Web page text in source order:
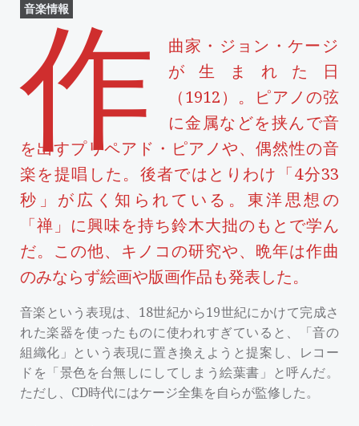
音楽情報
作
曲家・ジョン・ケージ
が生まれた日
（1912）。ピアノの弦
に金属などを挟んで音
を出すプリペアド・ピアノや、偶然性の音
楽を提唱した。後者ではとりわけ「4分33
秒」が広く知られている。東洋思想の
「禅」に興味を持ち鈴木大拙のもとで学ん
だ。この他、キノコの研究や、晩年は作曲
のみならず絵画や版画作品も発表した。
音楽という表現は、18世紀から19世紀にかけて完成さ
れた楽器を使ったものに使われすぎていると、「音の
組織化」という表現に置き換えようと提案し、レコー
ドを「景色を台無しにしてしまう絵葉書」と呼んだ。
ただし、CD時代にはケージ全集を自らが監修した。